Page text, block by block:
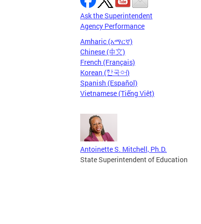
Ask the Superintendent
Agency Performance
Amharic (አማርኛ)
Chinese (中文)
French (Français)
Korean (한국어)
Spanish (Español)
Vietnamese (Tiếng Việt)
Antoinette S. Mitchell, Ph.D.
State Superintendent of Education